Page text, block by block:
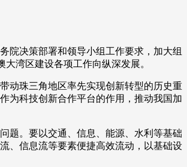
决策部署和领导小组工作要求，加大组
湾区建设各项工作向纵深发展。
珠三角地区率先实现创新转型的历史重
为科技创新合作平台的作用，推动我国加
。要以交通、信息、能源、水利等基础
、信息流等要素便捷高效流动，以基础设